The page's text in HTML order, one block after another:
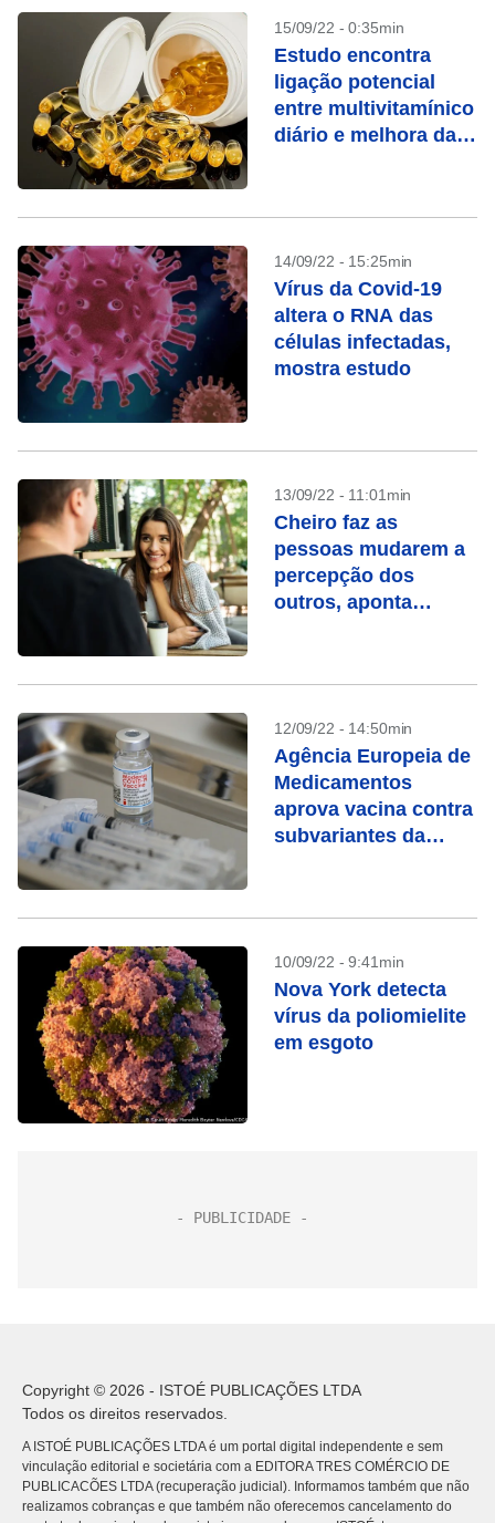
15/09/22 - 0:35min
Estudo encontra
ligação potencial
entre multivitamínico
diário e melhora da
14/09/22 - 15:25min
Vírus da Covid-19
altera o RNA das
células infectadas,
mostra estudo
13/09/22 - 11:01min
Cheiro faz as
pessoas mudarem a
percepção dos
outros, aponta
12/09/22 - 14:50min
Agência Europeia de
Medicamentos
aprova vacina contra
subvariantes da
10/09/22 - 9:41min
Nova York detecta
vírus da poliomielite
em esgoto
Copyright © 2026 - ISTOÉ PUBLICAÇÕES LTDA
Todos os direitos reservados.
A ISTOÉ PUBLICAÇÕES LTDA é um portal digital independente e sem
vinculação editorial e societária com a EDITORA TRES COMÉRCIO DE
PUBLICACÕES LTDA (recuperação judicial). Informamos também que não
realizamos cobranças e que também não oferecemos cancelamento do